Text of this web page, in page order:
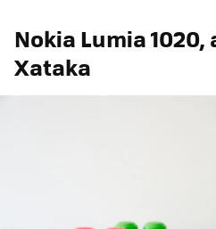
Nokia Lumia
Xataka